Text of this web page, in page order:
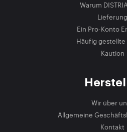
Warum
Lieferung
Ein Pro-Konto
Häufig gestellte
Kaution
Wir über
Allgemeine
Kontakt